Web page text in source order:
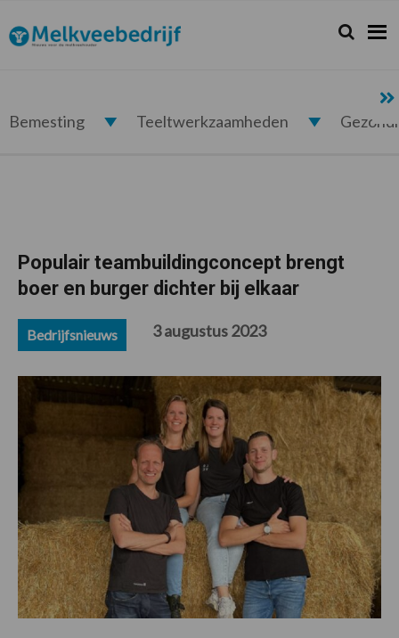
de
hoofdnavigatie
de
hoofd
de
eerste
de
voettekst
Melkveebedrijf.nl Zoeken...
Zoek
Bemesting Teeltwerkzaamheden
Populair teambuildingconcept brengt
boer en burger dichter bij elkaar
Bedrijfsnieuws 3 augustus 2023